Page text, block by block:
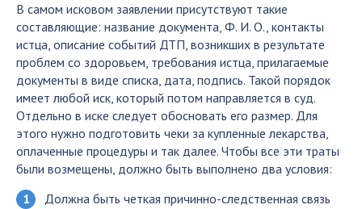
В самом исковом заявлении присутствуют такие
составляющие: название документа, Ф. И. О., контакты
истца, описание событий ДТП, возникших в результате
проблем со здоровьем, требования истца, прилагаемые
документы в виде списка, дата, подпись. Такой порядок
имеет любой иск, который потом направляется в суд.
Отдельно в иске следует обосновать его размер. Для
этого нужно подготовить чеки за купленные лекарства,
оплаченные процедуры и так далее. Чтобы все эти траты
были возмещены, должно быть выполнено два условия:
Должна быть четкая причинно-следственная связь